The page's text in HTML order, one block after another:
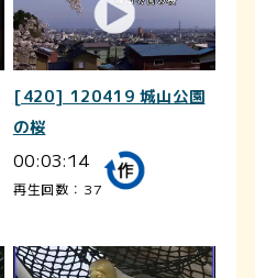
[420] 120419 城山公園
の桜
00:03:14
再生回数：37